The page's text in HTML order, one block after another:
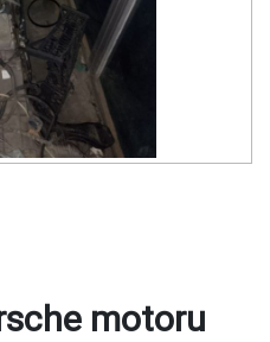
motoru